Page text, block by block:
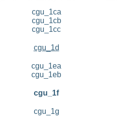
cgu_1ca
cgu_1cb
cgu_1cc
cgu_1d
cgu_1ea
cgu_1eb
cgu_1f
cgu_1g